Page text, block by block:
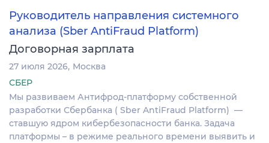
Руководитель направления системного
анализа (Sber AntiFraud Platform)
Договорная зарплата
27 июля 2026 Москва
СБЕР
Мы развиваем Антифрод-платформу собственной
разработки Сбербанка ( Sber AntiFraud Platform) —
ставшую ядром кибербезопасности банка. Задача
платформы – в режиме реального времени выявить и